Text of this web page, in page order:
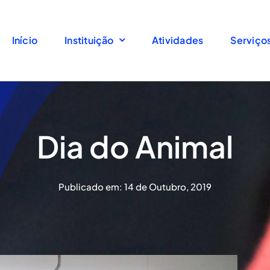
Início Instituição Atividades
Início Instituição Atividades
Dia do Animal
Publicado em: 14 de Outubro, 2019